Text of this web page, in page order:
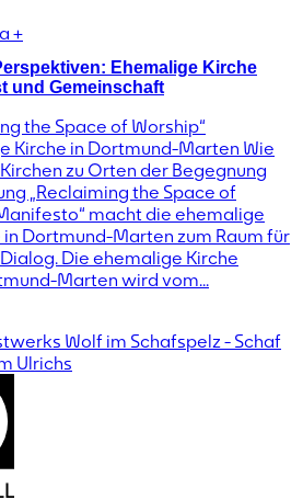
+
Ehemalige Kirche
und Gemeinschaft
the Space of Worship“
Kirche in Dortmund-Marten Wie
zu Orten der Begegnung
„Reclaiming the Space of
macht die ehemalige
Dortmund-Marten zum Raum für
Die ehemalige Kirche
Marten wird vom...